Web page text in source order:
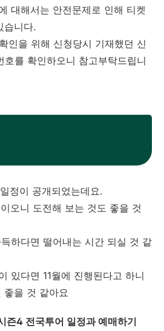
대해서는 안전문제로 인해 티켓
습니다.
인을 위해 신청당시 기재했던 신
를 확인하오니 참고부탁드립니
정이 공개되었는데요.
오니 도전해 보는 것도 좋을 것
하다면 떨어내는 시간 되실 것 같
있다면 11월에 진행된다고 하니
좋을 것 같아요
즌4 전국투어 일정과 예매하기